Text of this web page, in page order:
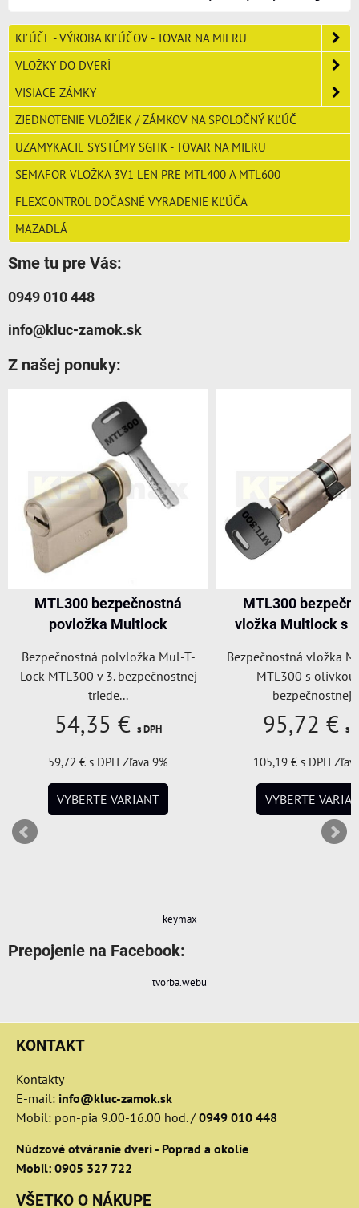
KĽÚČE - VÝROBA KĽÚČOV - TOVAR NA MIERU
VLOŽKY DO DVERÍ
VISIACE ZÁMKY
ZJEDNOTENIE VLOŽIEK / ZÁMKOV NA SPOLOČNÝ KĽÚČ
UZAMYKACIE SYSTÉMY SGHK - TOVAR NA MIERU
SEMAFOR VLOŽKA 3V1 LEN PRE MTL400 A MTL600
FLEXCONTROL DOČASNÉ VYRADENIE KĽÚČA
MAZADLÁ
Sme tu pre Vás:
0949 010 448
info@kluc-zamok.sk
Z našej ponuky:
MTL300 bezpečnostná
povložka Multlock
Bezpečnostná polvložka Mul-T-
Lock MTL300 v 3. bezpečnostnej
triede...
54,35 € s DPH
59,72 €s DPH Zľava 9%
VYBERTE VARIANT
MTL300
vložka Multlock s
Bezpečnostná vložka
MTL300 s olivkou
95,72 € s
105,19 €s DPH
VYBERTE
keymax
Prepojenie na Facebook:
tvorba.webu
KONTAKT
Kontakty
E-mail: info@kluc-zamok.sk
Mobil: pon-pia 9.00-16.00 hod. / 0949 010 448
Núdzové otváranie dverí - Poprad a okolie
Mobil: 0905 327 722
VŠETKO O NÁKUPE